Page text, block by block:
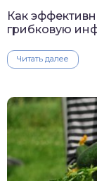
Как
грибковую
Читать далее